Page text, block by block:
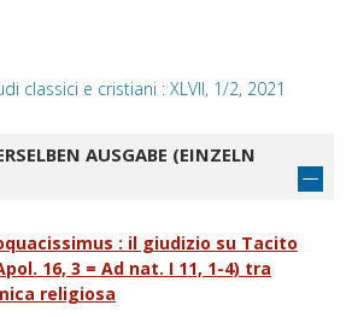
classici e cristiani : XLVII, 1/2, 2021
AUSGABE (EINZELN
: il giudizio su Tacito
16, 3 = Ad nat. I 11, 1-4) tra
religiosa